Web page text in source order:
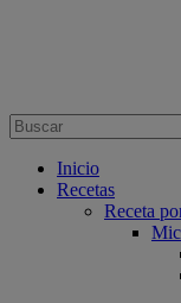
Inicio
Recetas
Receta